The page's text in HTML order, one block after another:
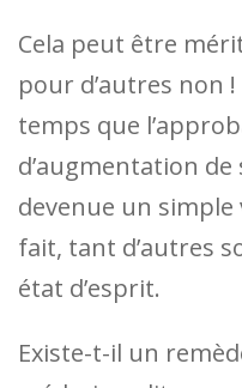
Cela peut être
pour d’autres non
temps que
d’augmentation de
devenue un simple
fait, tant d’autres
état d’esprit.
Existe-t-il un